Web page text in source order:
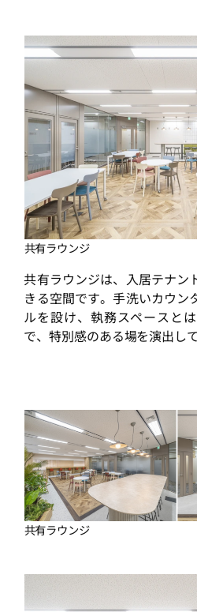
共有ラウンジ
共有ラウンジは、入居テナン
きる空間です。手洗いカウン
ルを設け、執務スペースと
で、特別感のある場を演出し
共有ラウンジ